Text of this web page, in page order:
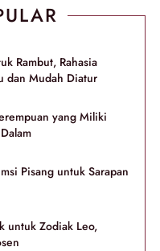
Rambut, Rahasia
dan Mudah Diatur
yang Miliki
Pisang untuk Sarapan
untuk Zodiak Leo,